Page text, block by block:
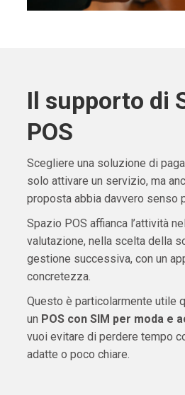
Il supporto di
POS
Scegliere una soluzione di
solo attivare un servizio, ma
proposta abbia davvero senso
Spazio POS affianca l’attività
valutazione, nella scelta della
gestione successiva, con un
concretezza.
Questo è particolarmente utile
un POS con SIM per moda e
vuoi evitare di perdere tempo
adatte o poco chiare.